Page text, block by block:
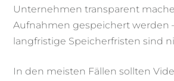
Unternehmen transparent
Aufnahmen gespeichert werden
langfristige Speicherfristen sind
In den meisten Fällen sollten